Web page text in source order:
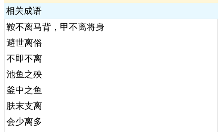
相关成语
鞍不离马背，甲不离将身
避世离俗
不即不离
池鱼之殃
釜中之鱼
肤末支离
会少离多